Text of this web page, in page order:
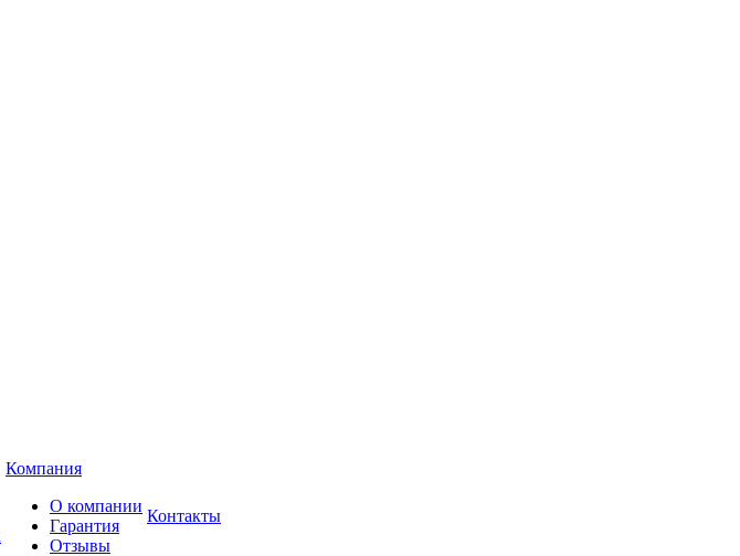
Компания
О компании
Гарантия
Отзывы
Контакты